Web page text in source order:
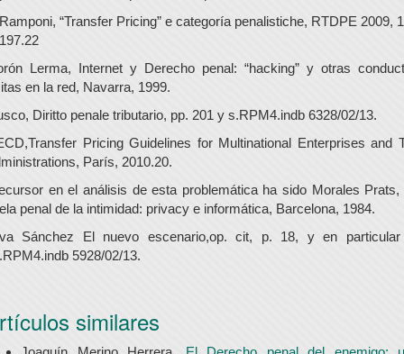
“Transfer Pricing” e categoría penalistiche, RTDPE 2009,
Lerma, Internet y Derecho penal: “hacking” y otras
en la red, Navarra, 1999.
Diritto penale tributario, pp. 201 y s.RPM4.indb 6328/02/13.
Pricing Guidelines for Multinational Enterprises and
París, 2010.20.
en el análisis de esta problemática ha sido Morales Prats,
penal de la intimidad: privacy e informática, Barcelona, 1984.
Sánchez El nuevo escenario,op. cit, p. 18, y en
5928/02/13.
similares